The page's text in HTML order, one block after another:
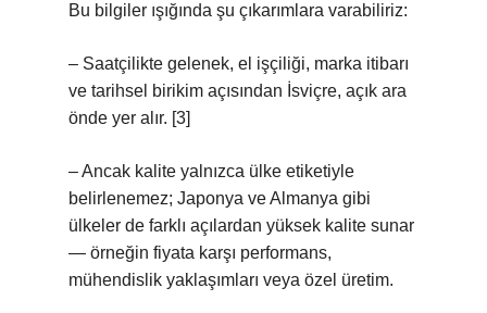
Bu bilgiler ışığında şu çıkarımlara varabiliriz:
– Saatçilikte gelenek, el işçiliği, marka itibarı
ve tarihsel birikim açısından İsviçre, açık ara
önde yer alır. [3]
– Ancak kalite yalnızca ülke etiketiyle
belirlenemez; Japonya ve Almanya gibi
ülkeler de farklı açılardan yüksek kalite sunar
— örneğin fiyata karşı performans,
mühendislik yaklaşımları veya özel üretim.